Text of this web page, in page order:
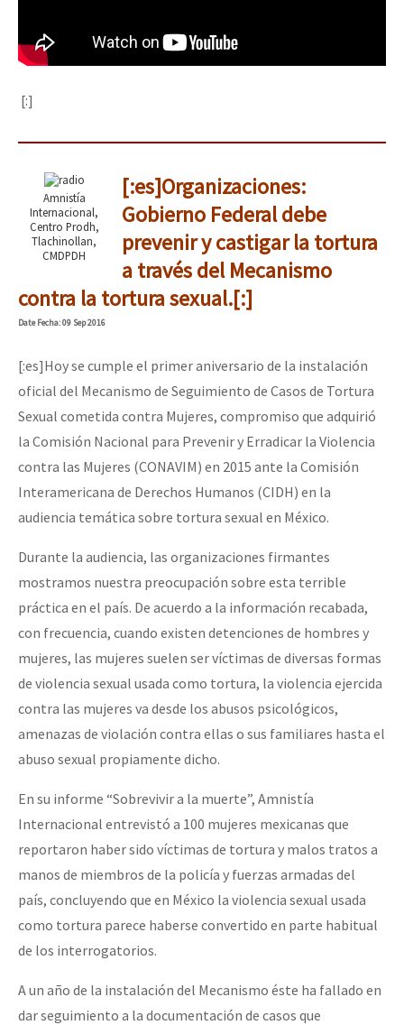
[:]
Amnistía
Internacional,
Centro Prodh,
Tlachinollan,
CMDPDH
[:es]Organizaciones:
Gobierno Federal debe
prevenir y castigar la tortura
a través del Mecanismo
contra la tortura sexual.[:]
DateFecha: 09 Sep 2016
[:es]Hoy se cumple el primer aniversario de la instalación
oficial del Mecanismo de Seguimiento de Casos de Tortura
Sexual cometida contra Mujeres, compromiso que adquirió
la Comisión Nacional para Prevenir y Erradicar la Violencia
contra las Mujeres (CONAVIM) en 2015 ante la Comisión
Interamericana de Derechos Humanos (CIDH) en la
audiencia temática sobre tortura sexual en México.
Durante la audiencia, las organizaciones firmantes
mostramos nuestra preocupación sobre esta terrible
práctica en el país. De acuerdo a la información recabada,
con frecuencia, cuando existen detenciones de hombres y
mujeres, las mujeres suelen ser víctimas de diversas formas
de violencia sexual usada como tortura, la violencia ejercida
contra las mujeres va desde los abusos psicológicos,
amenazas de violación contra ellas o sus familiares hasta el
abuso sexual propiamente dicho.
En su informe “Sobrevivir a la muerte”, Amnistía
Internacional entrevistó a 100 mujeres mexicanas que
reportaron haber sido víctimas de tortura y malos tratos a
manos de miembros de la policía y fuerzas armadas del
país, concluyendo que en México la violencia sexual usada
como tortura parece haberse convertido en parte habitual
de los interrogatorios.
A un año de la instalación del Mecanismo éste ha fallado en
dar seguimiento a la documentación de casos que